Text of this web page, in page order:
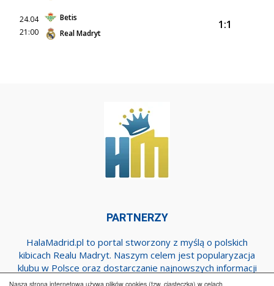
Nasza strona internetowa używa plików cookies (tzw. ciasteczka) w celach
24.04
21:00
Betis
Real Madryt
1:1
PARTNERZY
HalaMadrid.pl to portal stworzony z myślą o polskich
kibicach Realu Madryt. Naszym celem jest popularyzacja
klubu w Polsce oraz dostarczanie najnowszych informacji
dotyczących zespołu z Estadio Santiago Bernabeu.